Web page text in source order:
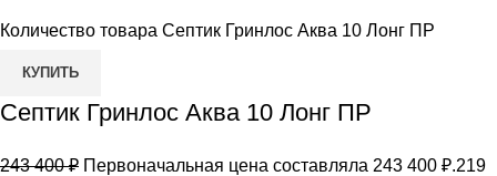
Количество товара Септик Гринлос Аква 10 Лонг ПР
КУПИТЬ
Септик Гринлос Аква 10 Лонг ПР
243 400₽ Первоначальная цена составляла 243 400 ₽.219